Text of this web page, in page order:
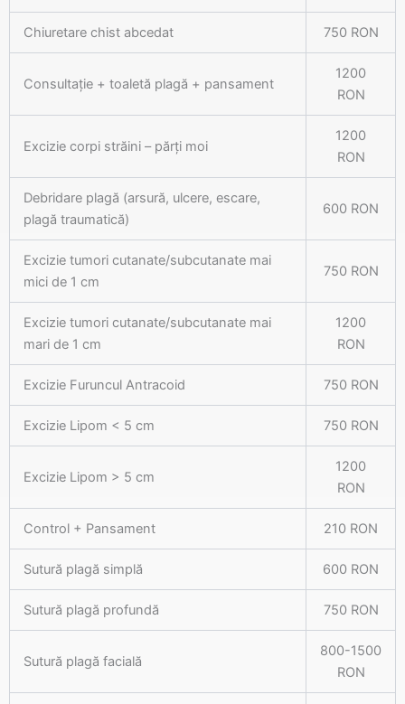
Chiuretare chist abcedat 750 RON
Consultație + toaletă plagă + pansament
1200
RON
Excizie corpi străini – părți moi
1200
RON
Debridare plagă (arsură, ulcere, escare,
plagă traumatică)
600 RON
Excizie tumori cutanate/subcutanate mai
mici de 1 cm
750 RON
Excizie tumori cutanate/subcutanate mai
mari de 1 cm
1200
RON
Excizie Furuncul Antracoid 750 RON
Excizie Lipom < 5 cm 750 RON
Excizie Lipom > 5 cm
1200
RON
Control + Pansament 210 RON
Sutură plagă simplă 600 RON
Sutură plagă profundă 750 RON
Sutură plagă facială
800-1500
RON